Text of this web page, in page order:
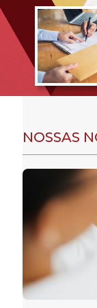
NOSSAS